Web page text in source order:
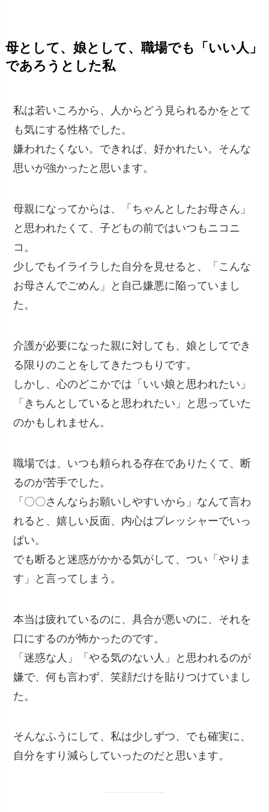
母として、娘として、職場でも「いい人」
であろうとした私
私は若いころから、人からどう見られるかをとて
も気にする性格でした。
嫌われたくない。できれば、好かれたい。そんな
思いが強かったと思います。
母親になってからは、「ちゃんとしたお母さん」
と思われたくて、子どもの前ではいつもニコニ
コ。
少しでもイライラした自分を見せると、「こんな
お母さんでごめん」と自己嫌悪に陥っていまし
た。
介護が必要になった親に対しても、娘としてでき
る限りのことをしてきたつもりです。
しかし、心のどこかでは「いい娘と思われたい」
「きちんとしていると思われたい」と思っていた
のかもしれません。
職場では、いつも頼られる存在でありたくて、断
るのが苦手でした。
「〇〇さんならお願いしやすいから」なんて言わ
れると、嬉しい反面、内心はプレッシャーでいっ
ぱい。
でも断ると迷惑がかかる気がして、つい「やりま
す」と言ってしまう。
本当は疲れているのに、具合が悪いのに、それを
口にするのが怖かったのです。
「迷惑な人」「やる気のない人」と思われるのが
嫌で、何も言わず、笑顔だけを貼りつけていまし
た。
そんなふうにして、私は少しずつ、でも確実に、
自分をすり減らしていったのだと思います。